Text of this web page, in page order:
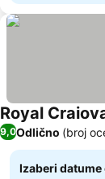
Royal
9,0Odlično (broj
Izaberi datume